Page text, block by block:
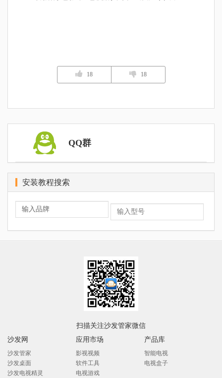
18 18
QQ群
安装教程搜索
扫描关注沙发管家微信
沙发网
沙发管家
沙发桌面
沙发电视精灵
应用市场
影视视频
软件工具
电视游戏
产品库
智能电视
电视盒子